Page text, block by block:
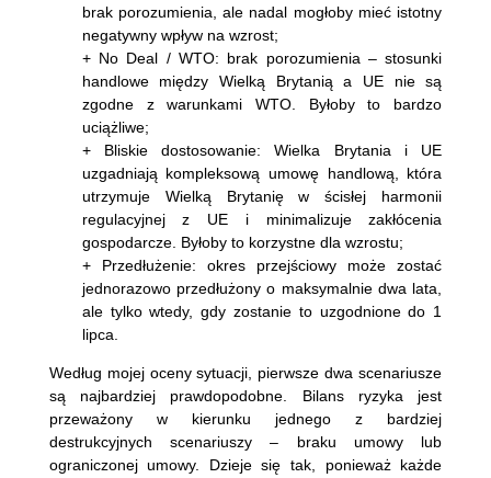
brak porozumienia, ale nadal mogłoby mieć istotny
negatywny wpływ na wzrost;
+ No Deal / WTO: brak porozumienia – stosunki
handlowe między Wielką Brytanią a UE nie są
zgodne z warunkami WTO. Byłoby to bardzo
uciążliwe;
+ Bliskie dostosowanie: Wielka Brytania i UE
uzgadniają kompleksową umowę handlową, która
utrzymuje Wielką Brytanię w ścisłej harmonii
regulacyjnej z UE i minimalizuje zakłócenia
gospodarcze. Byłoby to korzystne dla wzrostu;
+ Przedłużenie: okres przejściowy może zostać
jednorazowo przedłużony o maksymalnie dwa lata,
ale tylko wtedy, gdy zostanie to uzgodnione do 1
lipca.
Według mojej oceny sytuacji, pierwsze dwa scenariusze
są najbardziej prawdopodobne. Bilans ryzyka jest
przeważony w kierunku jednego z bardziej
destrukcyjnych scenariuszy – braku umowy lub
ograniczonej umowy. Dzieje się tak, ponieważ każde